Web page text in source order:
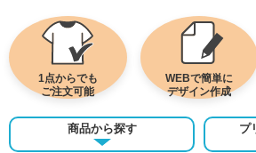
1点からでも
ご注文可能
WEBで簡単に
デザイン作成
商品から探す プ